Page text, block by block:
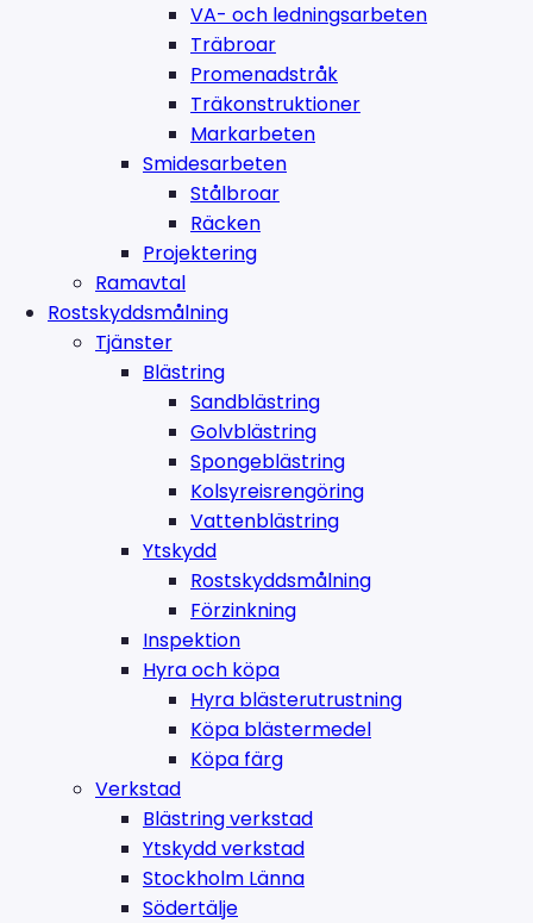
VA- och ledningsarbeten
Träbroar
Promenadstråk
Träkonstruktioner
Markarbeten
Smidesarbeten
Stålbroar
Räcken
Projektering
Ramavtal
Rostskyddsmålning
Tjänster
Blästring
Sandblästring
Golvblästring
Spongeblästring
Kolsyreisrengöring
Vattenblästring
Ytskydd
Rostskyddsmålning
Förzinkning
Inspektion
Hyra och köpa
Hyra blästerutrustning
Köpa blästermedel
Köpa färg
Verkstad
Blästring verkstad
Ytskydd verkstad
Stockholm Länna
Södertälje